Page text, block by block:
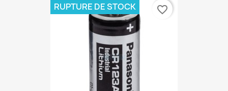
RUPTURE DE STOCK favorite_border